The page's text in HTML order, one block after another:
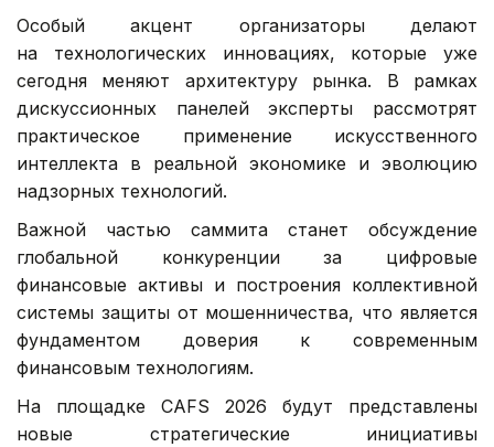
Особый акцент организаторы делают
на технологических инновациях, которые уже
сегодня меняют архитектуру рынка. В рамках
дискуссионных панелей эксперты рассмотрят
практическое применение искусственного
интеллекта в реальной экономике и эволюцию
надзорных технологий.
Важной частью саммита станет обсуждение
глобальной конкуренции за цифровые
финансовые активы и построения коллективной
системы защиты от мошенничества, что является
фундаментом доверия к современным
финансовым технологиям.
На площадке CAFS 2026 будут представлены
новые стратегические инициативы